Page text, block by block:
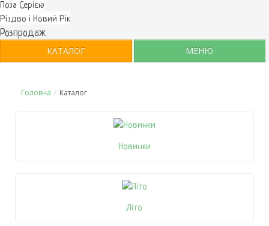
Поза Серією
Різдво і Новий Рік
Розпродаж
КАТАЛОГ
МЕНЮ
Головна / Каталог
Новинки
Літо